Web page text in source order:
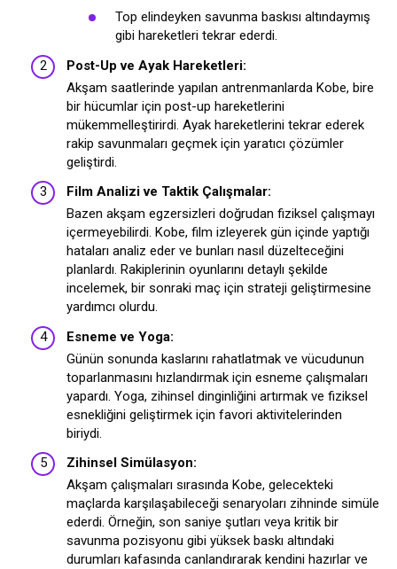
Top elindeyken savunma baskısı altındaymış
gibi hareketleri tekrar ederdi.
Post-Up ve Ayak Hareketleri:
Akşam saatlerinde yapılan antrenmanlarda Kobe, bire
bir hücumlar için post-up hareketlerini
mükemmelleştirirdi. Ayak hareketlerini tekrar ederek
rakip savunmaları geçmek için yaratıcı çözümler
geliştirdi.
Film Analizi ve Taktik Çalışmalar:
Bazen akşam egzersizleri doğrudan fiziksel çalışmayı
içermeyebilirdi. Kobe, film izleyerek gün içinde yaptığı
hataları analiz eder ve bunları nasıl düzelteceğini
planlardı. Rakiplerinin oyunlarını detaylı şekilde
incelemek, bir sonraki maç için strateji geliştirmesine
yardımcı olurdu.
Esneme ve Yoga:
Günün sonunda kaslarını rahatlatmak ve vücudunun
toparlanmasını hızlandırmak için esneme çalışmaları
yapardı. Yoga, zihinsel dinginliğini artırmak ve fiziksel
esnekliğini geliştirmek için favori aktivitelerinden
biriydi.
Zihinsel Simülasyon:
Akşam çalışmaları sırasında Kobe, gelecekteki
maçlarda karşılaşabileceği senaryoları zihninde simüle
ederdi. Örneğin, son saniye şutları veya kritik bir
savunma pozisyonu gibi yüksek baskı altındaki
durumları kafasında canlandırarak kendini hazırlar ve